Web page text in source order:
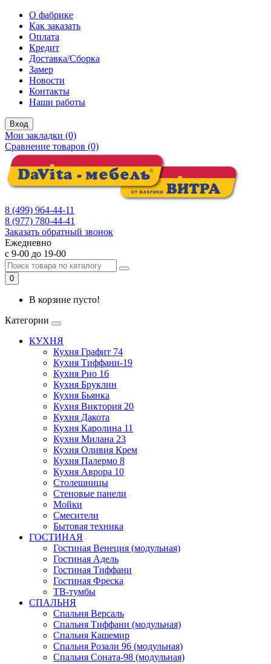
О фабрике
Как заказать
Оплата
Кредит
Доставка/Сборка
Замер
Новости
Контакты
Наши работы
Вход
Мои закладки (0)
Сравнение товаров (0)
8 (499) 964-44-11
8 (977) 780-44-41
Заказать обратный звонок
Ежедневно
с 9-00 до 19-00
0
В корзине пусто!
Категории
КУХНЯ
Кухня Графит 74
Кухня Тиффани-19
Кухня Рио 16
Кухня Бруклин
Кухня Бьянка
Кухня Виктория 20
Кухня Дакота
Кухня Каролина 11
Кухня Милана 23
Кухня Оливия Крем
Кухня Палермо 8
Кухня Аврора 10
Столешницы
Стеновые панели
Мойки
Смесители
Бытовая техника
ГОСТИНАЯ
Гостиная Венеция (модульная)
Гостиная Адель
Гостиная Тиффани
Гостиная Фреска
ТВ-тумбы
СПАЛЬНЯ
Спальня Версаль
Спальня Тиффани (модульная)
Спальня Кашемир
Спальня Розали 96 (модульная)
Спальня Соната-98 (модульная)